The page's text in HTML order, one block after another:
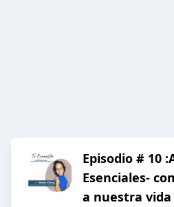
Episodio # 10
Esenciales-
a nuestra